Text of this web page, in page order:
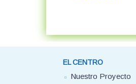
EL CENTRO
Nuestro Proyecto